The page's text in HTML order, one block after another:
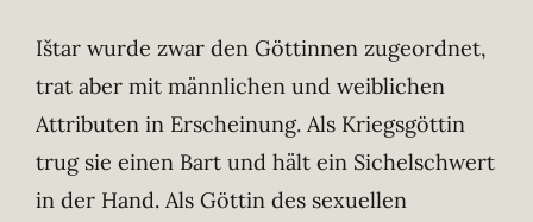
Ištar wurde zwar den Göttinnen zugeordnet,
trat aber mit männlichen und weiblichen
Attributen in Erscheinung. Als Kriegsgöttin
trug sie einen Bart und hält ein Sichelschwert
in der Hand. Als Göttin des sexuellen